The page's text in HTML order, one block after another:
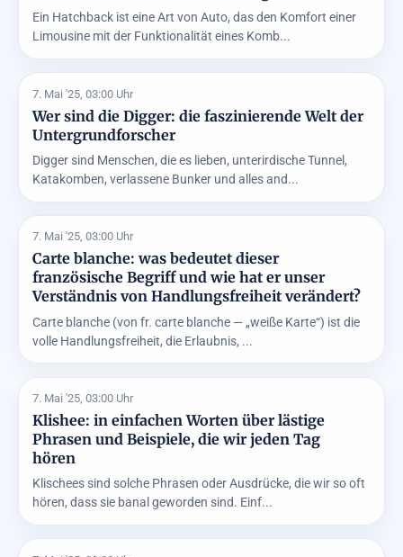
Ein Hatchback ist eine Art von Auto, das den Komfort einer
Limousine mit der Funktionalität eines Komb...
7. Mai '25, 03:00 Uhr
Wer sind die Digger: die faszinierende Welt der
Untergrundforscher
Digger sind Menschen, die es lieben, unterirdische Tunnel,
Katakomben, verlassene Bunker und alles and...
7. Mai '25, 03:00 Uhr
Carte blanche: was bedeutet dieser
französische Begriff und wie hat er unser
Verständnis von Handlungsfreiheit verändert?
Carte blanche (von fr. carte blanche — „weiße Karte“) ist die
volle Handlungsfreiheit, die Erlaubnis, ...
7. Mai '25, 03:00 Uhr
Klishee: in einfachen Worten über lästige
Phrasen und Beispiele, die wir jeden Tag
hören
Klischees sind solche Phrasen oder Ausdrücke, die wir so oft
hören, dass sie banal geworden sind. Einf...